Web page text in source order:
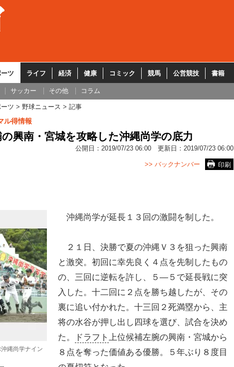
ツ ライフ 経済 健康 コミック 競馬 公営競技 書籍
サッカー その他 コラム
ツ 野球ニュース 記事
ル得情報
興南・宮城を攻略した沖縄尚学の底力
公開日： 2019/07/23 06:00 更新日： 2019/07/23 06:00
印刷
>> バックナンバー
縄尚学ナイン
沖縄尚学が延長１３回の激闘を制した。
２１日、決勝で夏の沖縄Ｖ３を狙った興南
と激突。初回に幸先良く４点を先制したもの
の、三回に逆転を許し、５―５で延長戦に突
入した。十二回に２点を勝ち越したが、その
裏に追い付かれた。十三回２死満塁から、主
将の水谷が押し出し四球を選び、試合を決め
た。
ドラフト 上位候補左腕の興南・宮城から
８点を奪った価値ある優勝。５年ぶり８度目